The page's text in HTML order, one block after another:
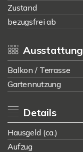
Zustand
bezugsfrei ab
Ausstattung
Balkon / Terrasse
Gartennutzung
Details
Hausgeld (ca.)
Aufzug